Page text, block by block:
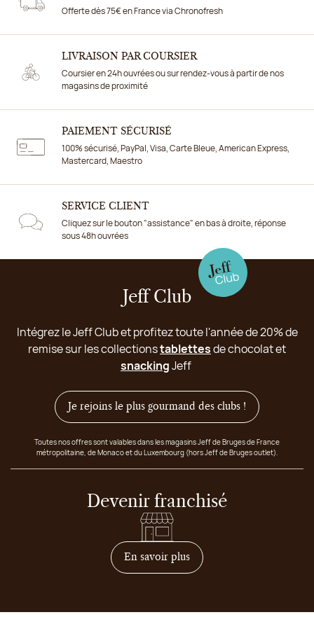
Offerte dès 75€ en France via Chronofresh
LIVRAISON PAR COURSIER
Coursier en 24h ouvrées ou sur rendez-vous à partir de nos
magasins de proximité
PAIEMENT SÉCURISÉ
100% sécurisé, PayPal, Visa, Carte Bleue, American Express,
Mastercard, Maestro
SERVICE CLIENT
Cliquez sur le bouton "assistance" en bas à droite, réponse
sous 48h ouvrées
Jeff Club
Intégrez le Jeff Club et profitez toute l'année de 20% de
remise sur les collectionstablettesde chocolat et
snackingJeff
Je rejoins le plus gourmand des clubs !
Toutes nos offres sont valables dans les magasins Jeff de Bruges de France
métropolitaine, de Monaco et du Luxembourg (hors Jeff de Bruges outlet).
Devenir franchisé
En savoir plussur comment devenir